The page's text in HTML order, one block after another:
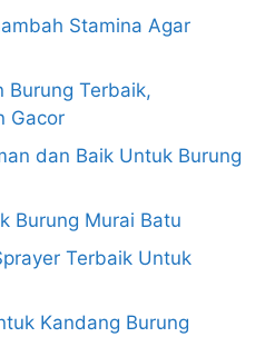
Stamina Agar
Burung Terbaik,
Gacor
dan Baik Untuk Burung
Burung Murai Batu
Terbaik Untuk
Kandang Burung